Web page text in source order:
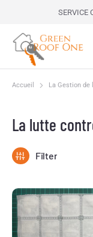
SERVICE
La lutte
Filter
Vous êtes ici :
Accueil La Gestion de